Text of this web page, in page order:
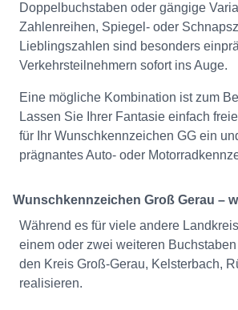
Doppelbuchstaben oder gängige
Zahlenreihen, Spiegel- oder
Lieblingszahlen sind besonders
Verkehrsteilnehmern sofort ins Auge.
Eine mögliche Kombination ist zum
Lassen Sie Ihrer Fantasie einfach
für Ihr Wunschkennzeichen GG ein
prägnantes Auto- oder
Wunschkennzeichen Groß Gerau –
Während es für viele andere
einem oder zwei weiteren
den Kreis Groß-Gerau, Kelsterbach,
realisieren.